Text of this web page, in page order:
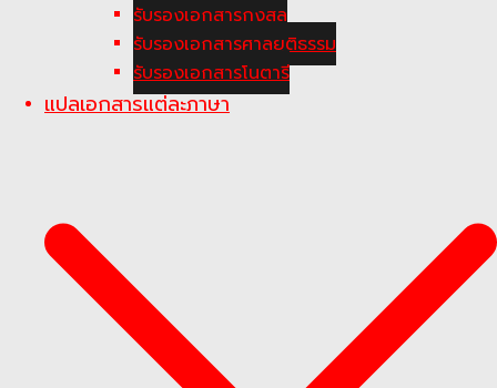
รับรองเอกสารกงสุล
รับรองเอกสารศาลยุติธรรม
รับรองเอกสารโนตารี
แปลเอกสารแต่ละภาษา